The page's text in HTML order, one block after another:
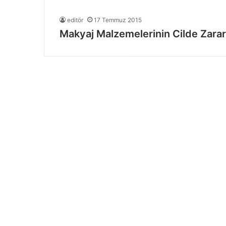
editör 17 Temmuz 2015
Makyaj Malzemelerinin Cilde